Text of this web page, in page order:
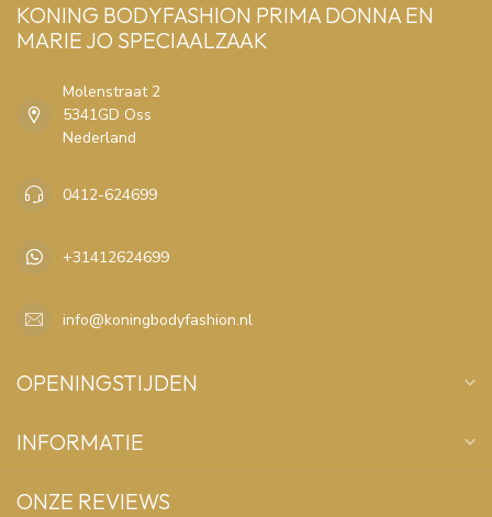
KONING BODYFASHION PRIMA DONNA EN
MARIE JO SPECIAALZAAK
Molenstraat 2
5341GD Oss
Nederland
0412-624699
+31412624699
info@koningbodyfashion.nl
OPENINGSTIJDEN
INFORMATIE
ONZE REVIEWS